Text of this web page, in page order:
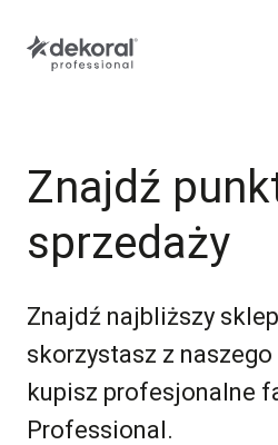
głównej
PRODUKTY
SYSTEMY
KOLORY
REALIZACJE
GDZIE KUPIĆ
KONTAKT
Znajdź
sprzedaży
Znajdź najbliższy
skorzystasz z
kupisz profesjonalne
Professional.